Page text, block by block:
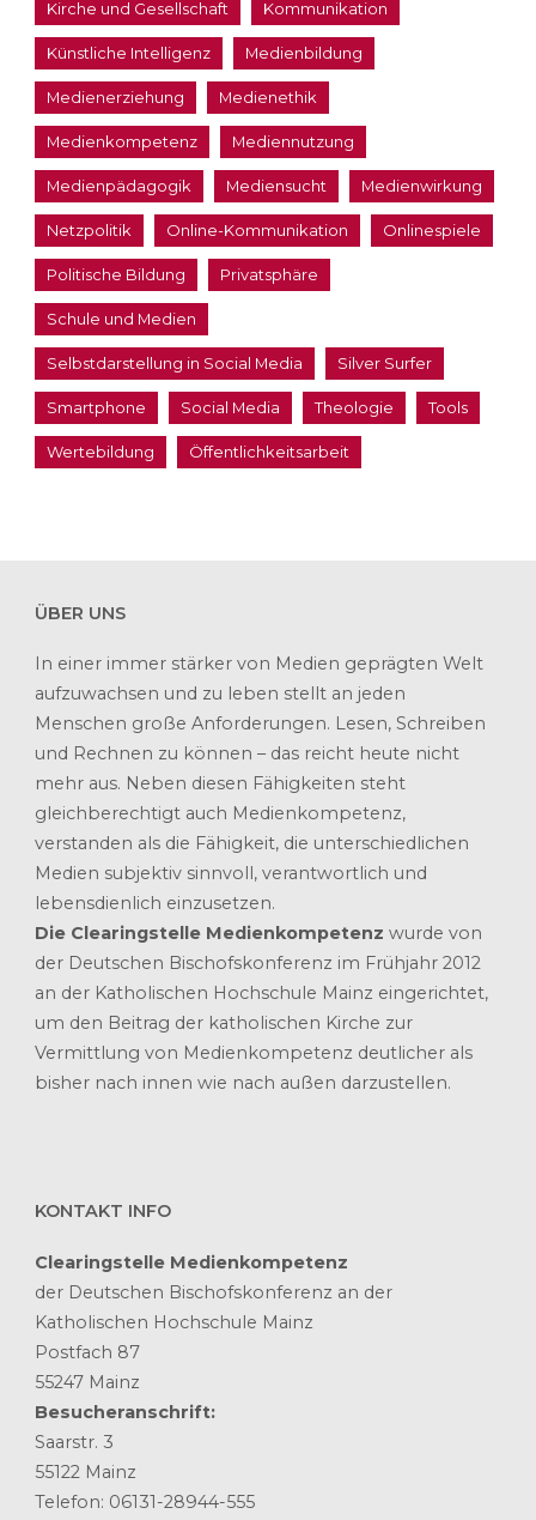
Kirche und Gesellschaft Kommunikation
Künstliche Intelligenz Medienbildung
Medienerziehung Medienethik
Medienkompetenz Mediennutzung
Medienpädagogik Mediensucht Medienwirkung
Netzpolitik Online-Kommunikation Onlinespiele
Politische Bildung Privatsphäre
Schule und Medien
Selbstdarstellung in Social Media Silver Surfer
Smartphone Social Media Theologie Tools
Wertebildung Öffentlichkeitsarbeit
ÜBER UNS
In einer immer stärker von Medien geprägten Welt
aufzuwachsen und zu leben stellt an jeden
Menschen große Anforderungen. Lesen, Schreiben
und Rechnen zu können – das reicht heute nicht
mehr aus. Neben diesen Fähigkeiten steht
gleichberechtigt auch Medienkompetenz,
verstanden als die Fähigkeit, die unterschiedlichen
Medien subjektiv sinnvoll, verantwortlich und
lebensdienlich einzusetzen.
Die Clearingstelle Medienkompetenz wurde von
der Deutschen Bischofskonferenz im Frühjahr 2012
an der Katholischen Hochschule Mainz eingerichtet,
um den Beitrag der katholischen Kirche zur
Vermittlung von Medienkompetenz deutlicher als
bisher nach innen wie nach außen darzustellen.
KONTAKT INFO
Clearingstelle Medienkompetenz
der Deutschen Bischofskonferenz an der
Katholischen Hochschule Mainz
Postfach 87
55247 Mainz
Besucheranschrift:
Saarstr. 3
55122 Mainz
Telefon: 06131-28944-555